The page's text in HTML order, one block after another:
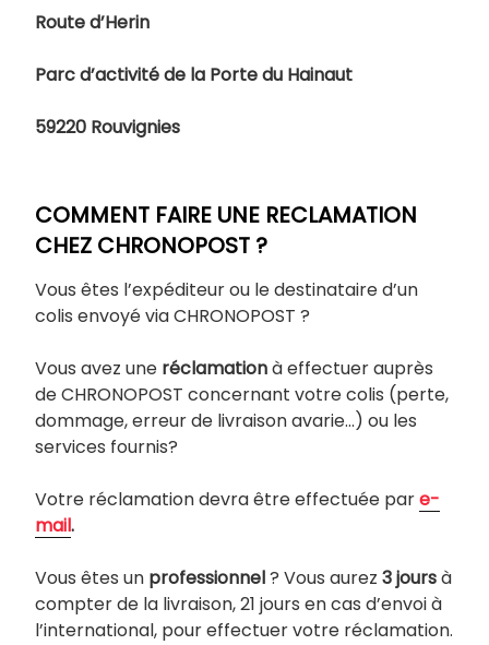
Route d’Herin
Parc d’activité de la Porte du Hainaut
59220 Rouvignies
COMMENT FAIRE UNE RECLAMATION
CHEZ CHRONOPOST ?
Vous êtes l’expéditeur ou le destinataire d’un
colis envoyé via CHRONOPOST ?
Vous avez une réclamationà effectuer auprès
de CHRONOPOST concernant votre colis (perte,
dommage, erreur de livraison avarie…) ou les
services fournis?
Votre réclamation devra être effectuée pare-
mail.
Vous êtes un professionnel? Vous aurez 3 joursà
compter de la livraison, 21 jours en cas d’envoi à
l’international, pour effectuer votre réclamation.